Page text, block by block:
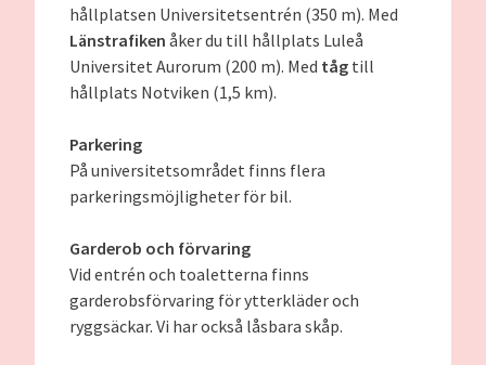
hållplatsen Universitetsentrén (350 m). Med
Länstrafiken åker du till hållplats Luleå
Universitet Aurorum (200 m). Med tåg till
hållplats Notviken (1,5 km).
Parkering
På universitetsområdet finns flera
parkeringsmöjligheter för bil.
Garderob och förvaring
Vid entrén och toaletterna finns
garderobsförvaring för ytterkläder och
ryggsäckar. Vi har också låsbara skåp.